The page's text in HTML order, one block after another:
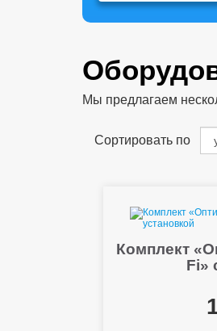
Мы предлагаем
Сортировать по
Комплект
Fi»